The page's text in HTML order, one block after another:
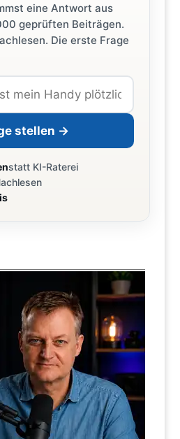
eine Antwort aus
geprüften Beiträgen.
Die erste Frage
stellen →
statt KI-Raterei